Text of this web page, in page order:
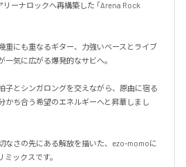
リーナロックへ再構築した 「Arena Rock
重にも重なるギター、力強いベースとライブ
一気に広がる爆発的なサビへ。
子とシンガロングを交えながら、原曲に宿る
かち合う希望のエネルギーへと昇華しまし
なさの先にある解放を描いた、ezo-momoに
ックスです。